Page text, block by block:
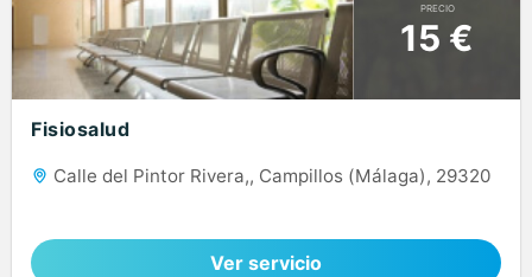
PRECIO
15 €
Fisiosalud
Calle del Pintor Rivera,, Campillos (Málaga), 29320
Ver servicio